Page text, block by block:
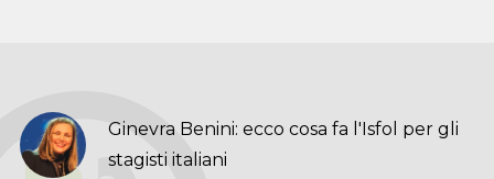
Ginevra Benini: ecco cosa fa l'Isfol per gli
stagisti italiani